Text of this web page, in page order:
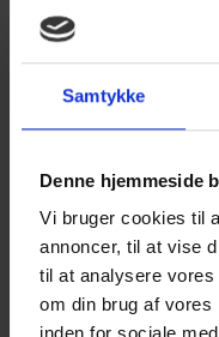
Samtykke
Denne hjemmeside
Vi bruger cookies til
annoncer, til at vise
til at analysere
om din brug af
Vi har fokus på
mikroklima
Vi sikrer dig et
hårde
Formålet med at
Ejendomme er at
gå forrest i
certificerede